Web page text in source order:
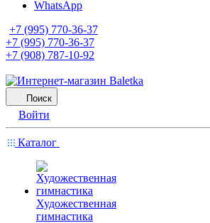
WhatsApp
+7 (995) 770-36-37
+7 (995) 770-36-37
+7 (908) 787-10-92
Поиск
Войти
Каталог
Художественная
гимнастика